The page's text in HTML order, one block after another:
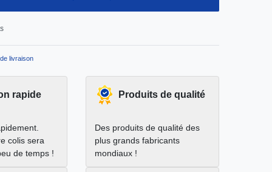
livraison
rapide
colis sera
de temps !
Produits de qualité
Des produits de qualité des
plus grands fabricants
mondiaux !